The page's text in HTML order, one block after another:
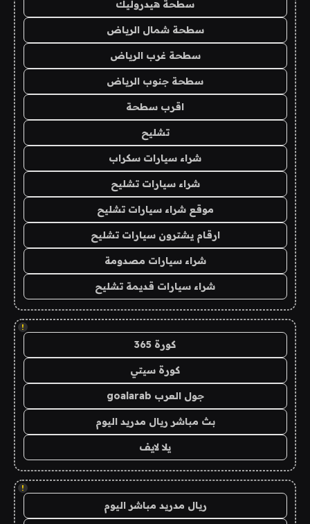
سطحة هيدروليك
سطحة شمال الرياض
سطحة غرب الرياض
سطحة جنوب الرياض
اقرب سطحة
تشليح
شراء سيارات سكراب
شراء سيارات تشليح
موقع شراء سيارات تشليح
ارقام يشترون سيارات تشليح
شراء سيارات مصدومة
شراء سيارات قديمة تشليح
!
كورة 365
كورة سيتي
جول العرب goalarab
بث مباشر ريال مدريد اليوم
يلا لايف
!
ريال مدريد مباشر اليوم